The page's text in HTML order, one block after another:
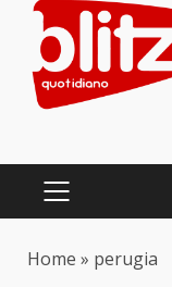
content
PRIMARY
Home » perugia